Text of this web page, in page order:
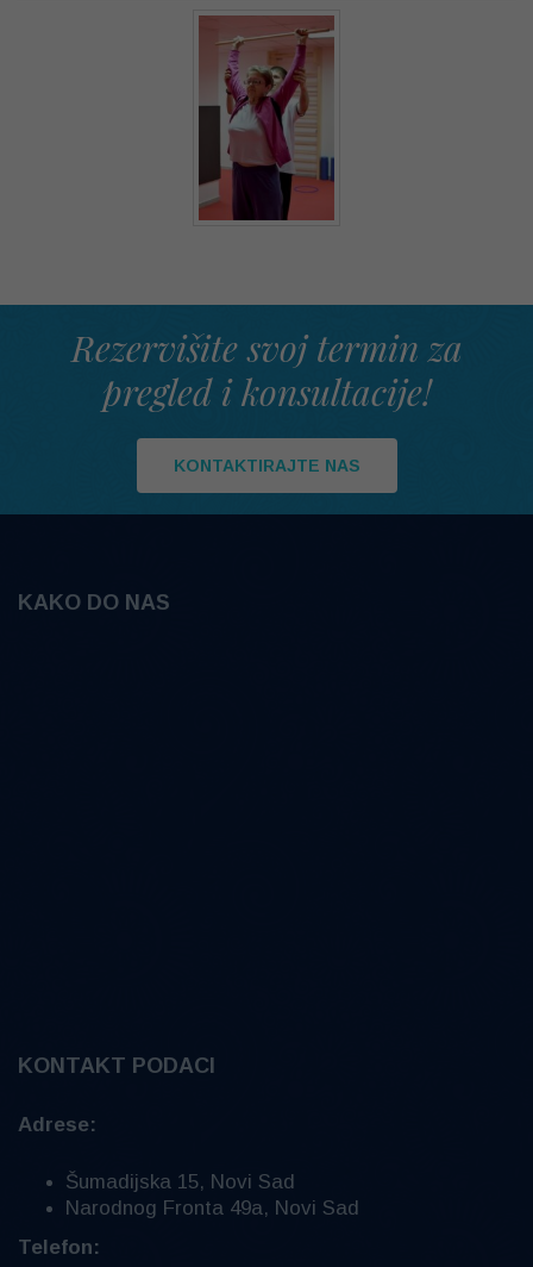
Rezervišite svoj termin za
pregled i konsultacije!
KONTAKTIRAJTE NAS
KAKO DO NAS
KONTAKT PODACI
Adrese:
Šumadijska 15, Novi Sad
Narodnog Fronta 49a, Novi Sad
Telefon: